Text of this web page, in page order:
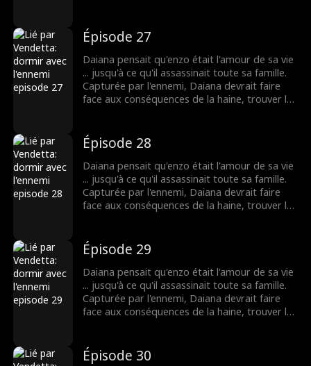
Épisode 27
Daiana pensait qu'enzo était l'amour de sa vie
... jusqu'à ce qu'il assassinait toute sa famille.
Capturée par l'ennemi, Daiana devrait faire
face aux conséquences de la haine, trouver la
Épisode 28
Daiana pensait qu'enzo était l'amour de sa vie
... jusqu'à ce qu'il assassinait toute sa famille.
Capturée par l'ennemi, Daiana devrait faire
face aux conséquences de la haine, trouver la
Épisode 29
Daiana pensait qu'enzo était l'amour de sa vie
... jusqu'à ce qu'il assassinait toute sa famille.
Capturée par l'ennemi, Daiana devrait faire
face aux conséquences de la haine, trouver la
Épisode 30